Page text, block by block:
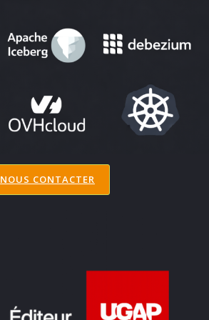
NOUS CONTACTER